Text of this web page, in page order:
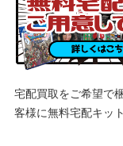
宅配買取をご希望で
客様に無料宅配キッ